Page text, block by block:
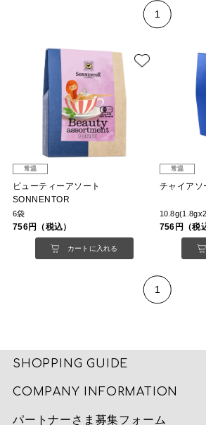
1
常温
ビューティーアソート
SONNENTOR
6袋
756円（税込）
カートに入れる
常温
チャイアソ
756円（税
1
SHOPPING GUIDE
COMPANY INFORMATION
パートナーさま募集フォーム